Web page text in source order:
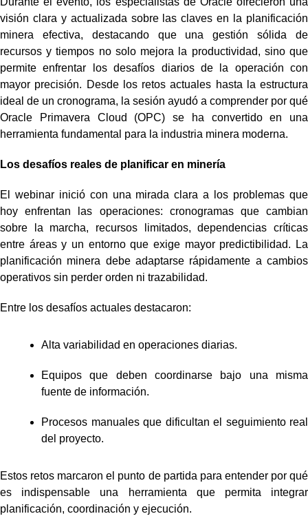
visión clara y actualizada sobre las claves en la planificación
minera efectiva, destacando que una gestión sólida de
recursos y tiempos no solo mejora la productividad, sino que
permite enfrentar los desafíos diarios de la operación con
mayor precisión. Desde los retos actuales hasta la estructura
ideal de un cronograma, la sesión ayudó a comprender por qué
Oracle Primavera Cloud (OPC) se ha convertido en una
herramienta fundamental para la industria minera moderna.
Los desafíos reales de planificar en minería
El webinar inició con una mirada clara a los problemas que
hoy enfrentan las operaciones: cronogramas que cambian
sobre la marcha, recursos limitados, dependencias críticas
entre áreas y un entorno que exige mayor predictibilidad. La
planificación minera debe adaptarse rápidamente a cambios
operativos sin perder orden ni trazabilidad.
Entre los desafíos actuales destacaron:
Alta variabilidad en operaciones diarias.
Equipos que deben coordinarse bajo una misma
fuente de información.
Procesos manuales que dificultan el seguimiento real
del proyecto.
Estos retos marcaron el punto de partida para entender por qué
es indispensable una herramienta que permita integrar
planificación, coordinación y ejecución.